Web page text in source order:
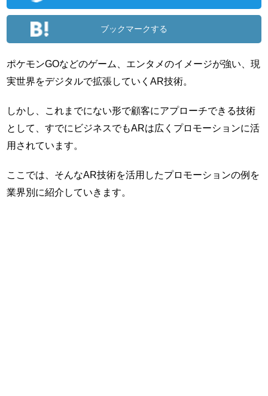
ブックマークする
ポケモンGOなどのゲーム、エンタメのイメージが強い、現
実世界をデジタルで拡張していくAR技術。
しかし、これまでにない形で顧客にアプローチできる技術
として、すでにビジネスでもARは広くプロモーションに活
用されています。
ここでは、そんなAR技術を活用したプロモーションの例を
業界別に紹介していきます。